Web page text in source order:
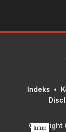
Indeks
Copyright
tutup